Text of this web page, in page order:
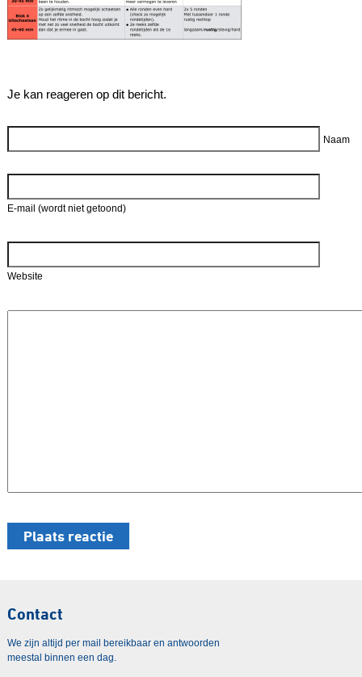
Je kan reageren op dit bericht.
Naam
E-mail (wordt niet getoond)
Website
Contact
We zijn altijd per mail bereikbaar en antwoorden
meestal binnen een dag.